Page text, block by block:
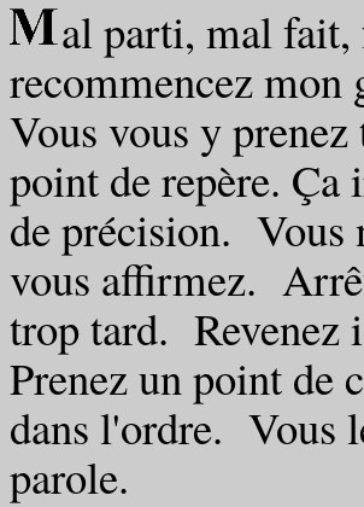
al parti, mal fait,
recommencez mon
Vous vous y
point de repère.
de précision. Vous
vous affirmez.
trop tard. Revenez
Prenez un point de
dans l'ordre. Vous
parole.